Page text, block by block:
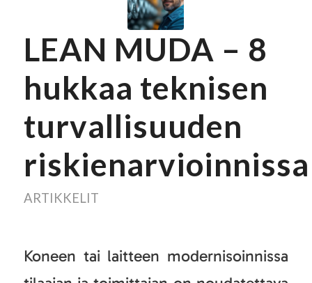
LEAN MUDA – 8
hukkaa teknisen
turvallisuuden
riskienarvioinnissa
ARTIKKELIT
Koneen tai laitteen modernisoinnissa